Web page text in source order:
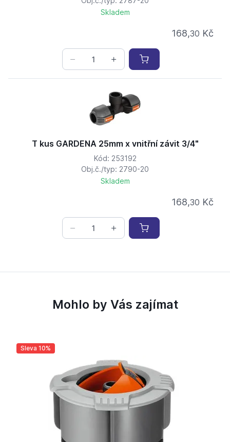
Skladem
168,30 Kč
T kus GARDENA 25mm x vnitřní závit 3/4"
Kód: 253192
Obj.č./typ: 2790-20
Skladem
168,30 Kč
Mohlo by Vás zajímat
Sleva 10%